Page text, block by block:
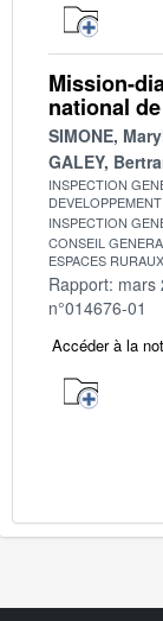
Mission-
national
SIMONE,
GALEY,
INSPECTION
INSPECTION
CONSEIL
ESPACES
Rapport: mars
n°014676-01
Accéder à la